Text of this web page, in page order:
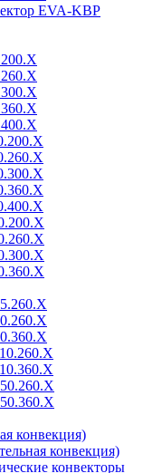
EVA-KВР
конвекция)
конвекция)
конвекторы